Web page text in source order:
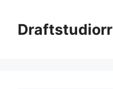
contentDraftstudiorr